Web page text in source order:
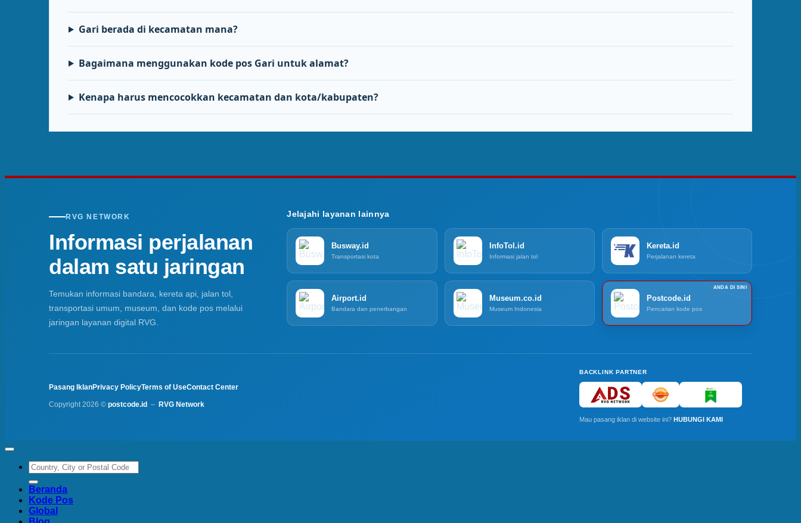
Gari berada di kecamatan mana?
Bagaimana menggunakan kode pos Gari untuk alamat?
Kenapa harus mencocokkan kecamatan dan kota/kabupaten?
RVG NETWORK
Informasi perjalanan
dalam satu jaringan
Temukan informasi bandara, kereta api, jalan tol,
transportasi umum, museum, dan kode pos melalui
jaringan layanan digital RVG.
Jelajahi layanan lainnya
Busway.id
Transportasi kota
InfoTol.id
Informasi jalan tol
Kereta.id
Perjalanan kereta
Airport.id
Bandara dan penerbangan
Museum.co.id
Museum Indonesia
Postcode.id
Pencarian kode pos
Pasang IklanPrivacy PolicyTerms of UseContact Center
Copyright 2026 © postcode.id – RVG Network
BACKLINK PARTNER
Mau pasang iklan di website ini? HUBUNGI KAMI
Beranda
Kode Pos
Global